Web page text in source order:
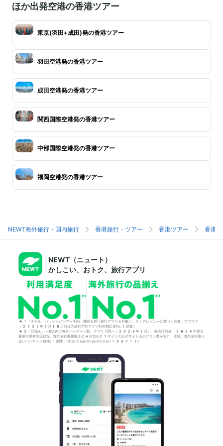
ほか出発空港の香港ツアー
東京(羽田+成田)発の香港ツアー
羽田空港発の香港ツアー
成田空港発の香港ツアー
関西国際空港発の香港ツアー
中部国際空港発の香港ツアー
福岡空港発の香港ツアー
NEWT海外旅行・国内旅行 香港旅行・ツアー 香港ツアー 香港
NEWT（ニュート）
かしこい、おトク、旅行アプリ
*1「ホテル・パッケージツアー予約」機能を持つ旅行アプリを対象に、ストアレビューに基づく調査。アプリブ
（2025年6月18日時点の旅行予約アプリ利用満足度No.1調査）
*2「品揃え」＝個人向け海外パッケージ数。アプリブ調べ（2026年1月）。観光庁発表「2024年度主
要旅行業者取扱状況」海外旅行取扱額上位4社含む計7サイトの公式サイト上のプラン数を集計・比較。海外旅行取り
扱いパッケージ数No.1調査：https://app-liv.jp/articles/155712/